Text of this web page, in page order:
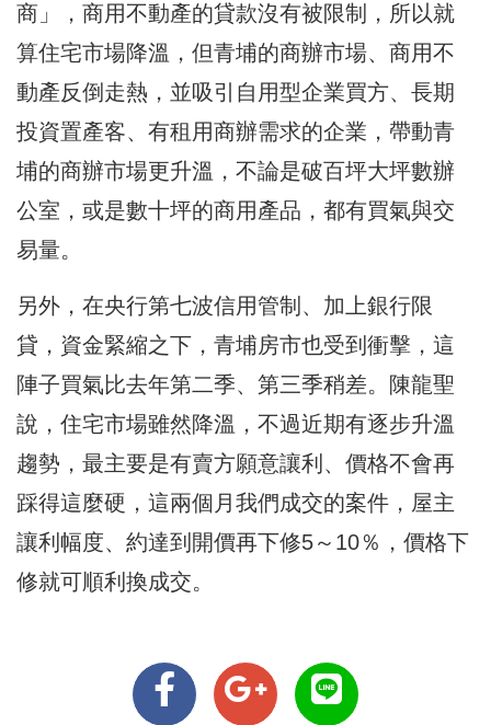
商」，商用不動產的貸款沒有被限制，所以就
算住宅市場降溫，但青埔的商辦市場、商用不
動產反倒走熱，並吸引自用型企業買方、長期
投資置產客、有租用商辦需求的企業，帶動青
埔的商辦市場更升溫，不論是破百坪大坪數辦
公室，或是數十坪的商用產品，都有買氣與交
易量。
另外，在央行第七波信用管制、加上銀行限
貸，資金緊縮之下，青埔房市也受到衝擊，這
陣子買氣比去年第二季、第三季稍差。陳龍聖
說，住宅市場雖然降溫，不過近期有逐步升溫
趨勢，最主要是有賣方願意讓利、價格不會再
踩得這麼硬，這兩個月我們成交的案件，屋主
讓利幅度、約達到開價再下修5～10％，價格下
修就可順利換成交。